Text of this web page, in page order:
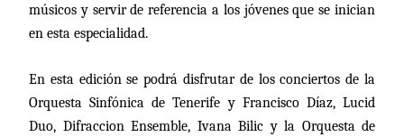
músicos y servir de referencia a los jóvenes que se inician
en esta especialidad.
En esta edición se podrá disfrutar de los conciertos de la
Orquesta Sinfónica de Tenerife y Francisco Díaz, Lucid
Duo, Difraccion Ensemble, Ivana Bilic y la Orquesta de